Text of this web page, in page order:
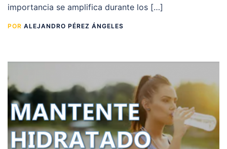
importancia se amplifica durante los […]
POR ALEJANDRO PÉREZ ÁNGELES